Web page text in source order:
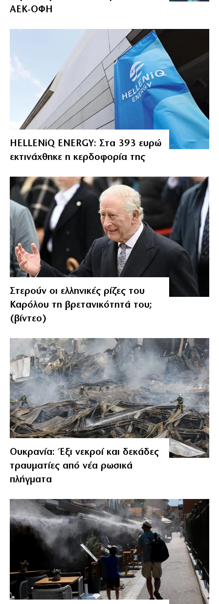
ΑΕΚ-ΟΦΗ
HELLENiQ ENERGY: Στα 393 ευρώ
εκτινάχθηκε η κερδοφορία της
Στερούν οι ελληνικές ρίζες του
Καρόλου τη βρετανικότητά του;
(βίντεο)
Ουκρανία: Έξι νεκροί και δεκάδες
τραυματίες από νέα ρωσικά
πλήγματα